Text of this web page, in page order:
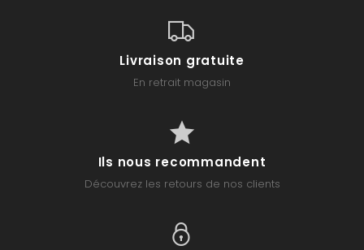
Livraison gratuite
En retrait magasin
Ils nous recommandent
Découvrez les retours de nos clients